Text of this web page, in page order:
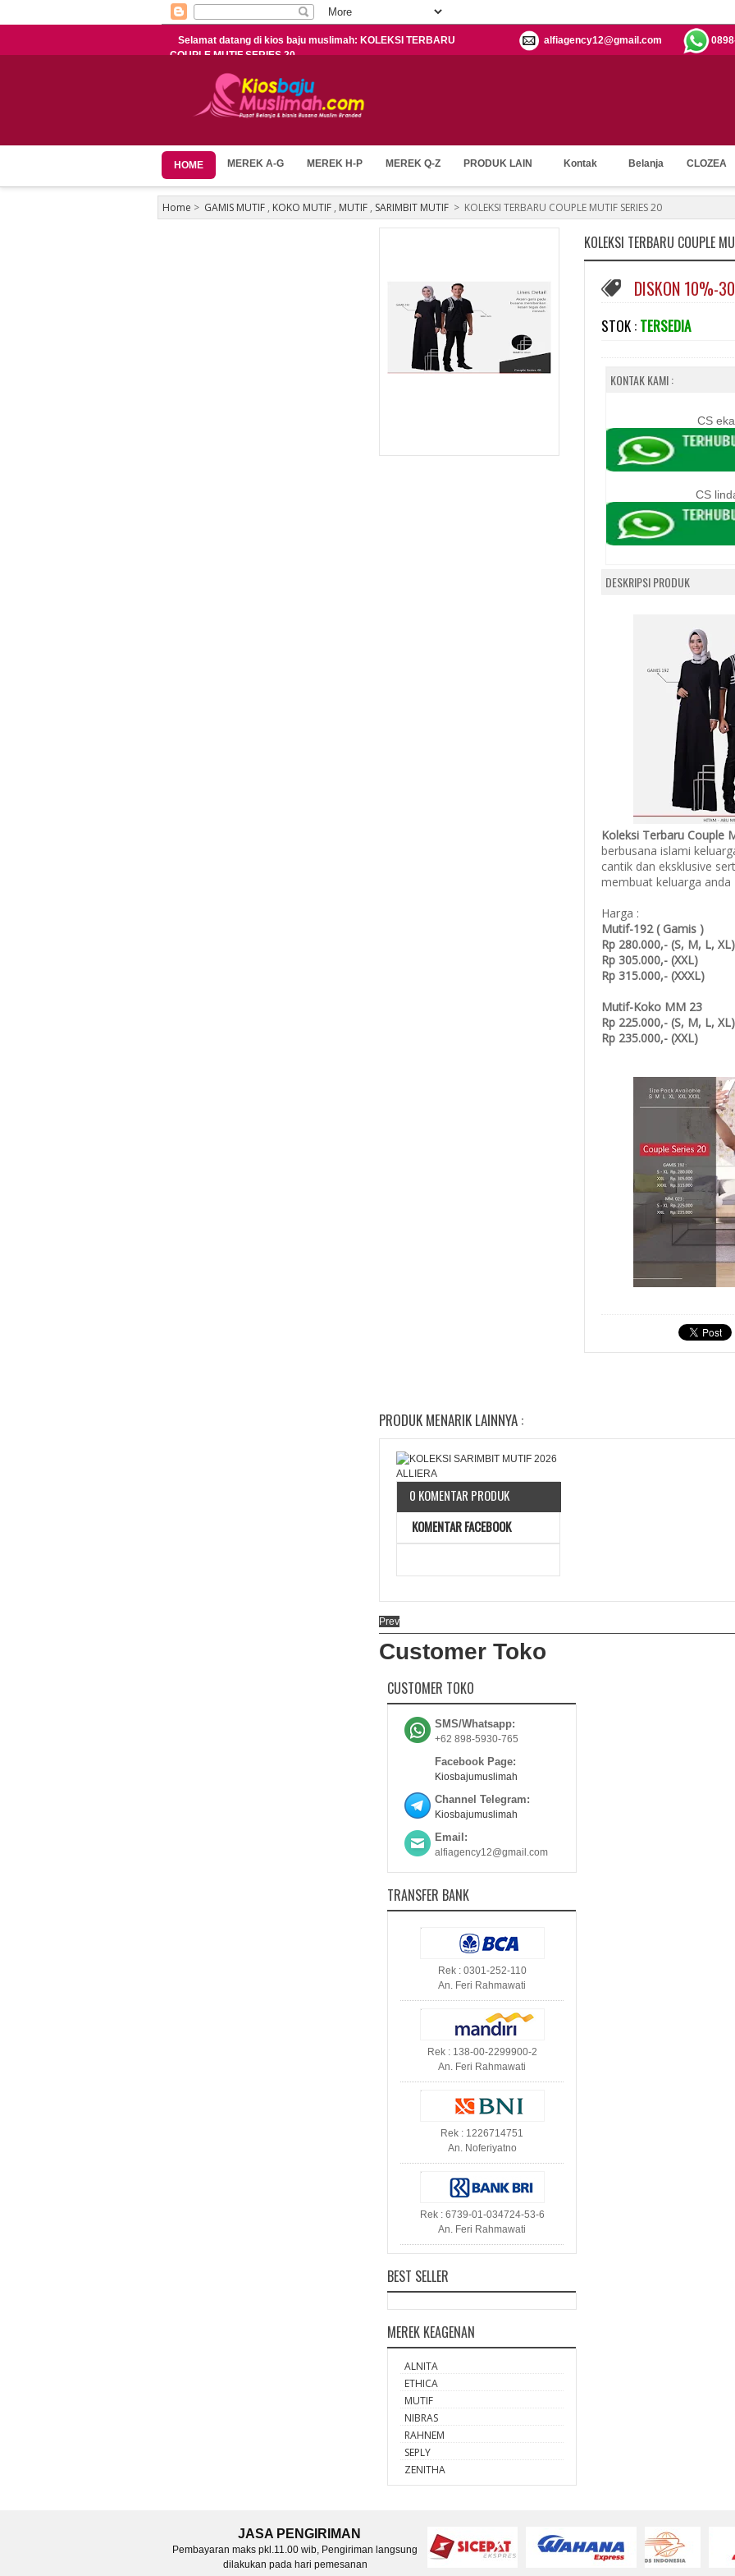
Selamat datang di kios baju muslimah: KOLEKSI TERBARU
COUPLE MUTIF SERIES 20
alfiagency12@gmail.com
HOME MEREK A-G MEREK H-P MEREK Q-Z PRODUK LAIN Kontak Belanja CLOZEA
Home > GAMIS MUTIF , KOKO MUTIF , MUTIF , SARIMBIT MUTIF > KOLEKSI TERBARU COUPLE MUTIF SERIES 20
KOLEKSI TERBARU COUPLE
DISKON 10%-
STOK : TERSEDIA
KONTAK KAMI :
CS
CS
DESKRIPSI PRODUK
Koleksi Terbaru Couple
berbusana islami
cantik dan eksklusive
membuat keluarga
Harga :
Mutif-192 ( Gamis )
Rp 280.000,- (S, M, L, XL)
Rp 305.000,- (XXL)
Rp 315.000,- (XXXL)
Mutif-Koko MM 23
Rp 225.000,- (S, M, L, XL)
Rp 235.000,- (XXL)
PRODUK MENARIK LAINNYA :
0 KOMENTAR PRODUK
KOMENTAR FACEBOOK
Prev
Customer Toko
CUSTOMER TOKO
SMS/Whatsapp:
+62 898-5930-765
Facebook Page:
Kiosbajumuslimah
Channel Telegram:
Kiosbajumuslimah
Email:
alfiagency12@gmail.com
TRANSFER BANK
Rek : 0301-252-110
An. Feri Rahmawati
Rek : 138-00-2299900-2
An. Feri Rahmawati
Rek : 1226714751
An. Noferiyatno
Rek : 6739-01-034724-53-6
An. Feri Rahmawati
BEST SELLER
MEREK KEAGENAN
ALNITA
ETHICA
MUTIF
NIBRAS
RAHNEM
SEPLY
ZENITHA
JASA PENGIRIMAN
Pembayaran maks pkl.11.00 wib, Pengiriman langsung
dilakukan pada hari pemesanan